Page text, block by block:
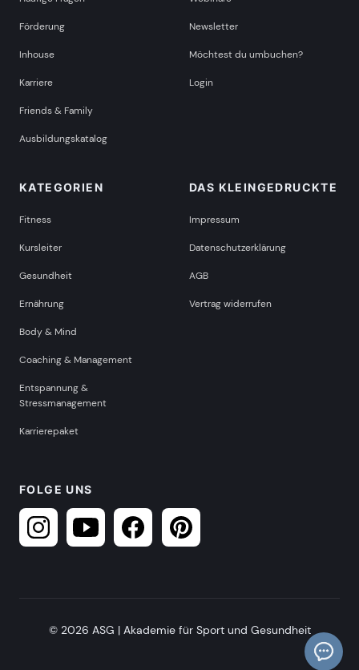
Förderung
Inhouse
Karriere
Friends & Family
Ausbildungskatalog
Newsletter
Möchtest du umbuchen?
Login
KATEGORIEN
Fitness
Kursleiter
Gesundheit
Ernährung
Body & Mind
Coaching & Management
Entspannung &
Stressmanagement
Karrierepaket
DAS KLEINGEDRUCKTE
Impressum
Datenschutzerklärung
AGB
Vertrag widerrufen
FOLGE UNS
© 2026 ASG | Akademie für Sport und Gesundheit